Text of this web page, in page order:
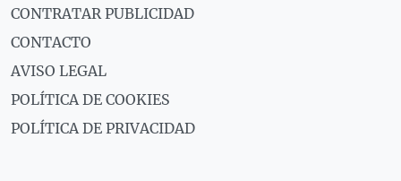
CONTRATAR PUBLICIDAD
CONTACTO
AVISO LEGAL
POLÍTICA DE COOKIES
POLÍTICA DE PRIVACIDAD